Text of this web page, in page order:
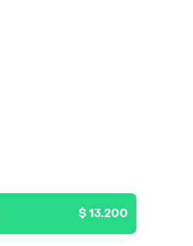
$ 13.200